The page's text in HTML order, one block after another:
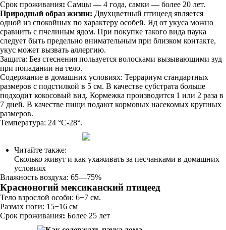
Срок проживания: Самцы — 4 года, самки — более 20 лет.
Природный образ жизни: Двухцветный птицеед является
одной из спокойных по характеру особей. Яд от укуса можно
сравнить с пчелиным ядом. При покупке такого вида паука
следует быть предельно внимательным при близком контакте,
укус может вызвать аллергию.
Защита: Без стеснения пользуется волосками вызывающими зуд
при попадании на тело.
Содержание в домашних условиях: Террариум стандартных
размеров с подстилкой в 5 см. В качестве субстрата больше
подходит кокосовый вид. Кормежка производится 1 или 2 раза в
7 дней. В качестве пищи подают кормовых насекомых крупных
размеров.
Температура: 24 °C-28°.
Читайте также:
Сколько живут и как ухаживать за песчанками в домашних
условиях
Влажность воздуха: 65—75%
Красноногий мексиканский птицеед
Тело взрослой особи: 6−7 см.
Размах ноги: 15−16 см
Срок проживания: Более 25 лет